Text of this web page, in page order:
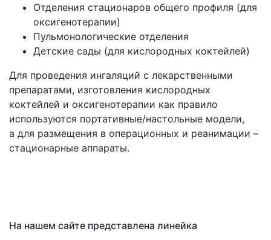
Отделения стационаров общего профиля (для
оксигенотерапии)
Пульмонологические отделения
Детские сады (для кислородных коктейлей)
Для проведения ингаляций с лекарственными
препаратами, изготовления кислородных
коктейлей и оксигенотерапии как правило
используются портативные/настольные модели,
а для размещения в операционных и реанимации –
стационарные аппараты.
На нашем сайте представлена линейка